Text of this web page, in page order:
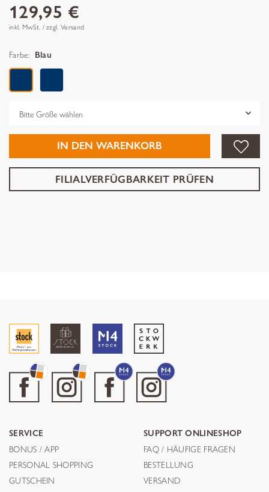
129,95 €
inkl. MwSt. / zzgl. Versand
Farbe: Blau
IN DEN WARENKORB
FILIALVERFÜGBARKEIT PRÜFEN
SERVICE
BONUS / APP
PERSONAL SHOPPING
GUTSCHEIN
SUPPORT ONLINESHOP
FAQ / HÄUFIGE FRAGEN
BESTELLUNG
VERSAND